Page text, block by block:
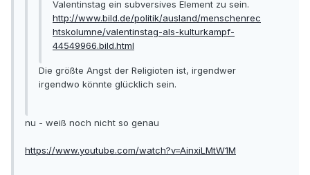
Valentinstag ein subversives Element zu sein.
http://www.bild.de/politik/ausland/menschenrec
htskolumne/valentinstag-als-kulturkampf-
44549966.bild.html
Die größte Angst der Religioten ist, irgendwer
irgendwo könnte glücklich sein.
nu - weiß noch nicht so genau
https://www.youtube.com/watch?v=AinxiLMtW1M